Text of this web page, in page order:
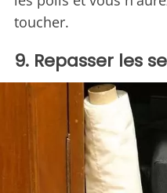
toucher.
9. Repasser les